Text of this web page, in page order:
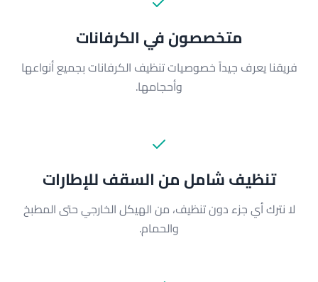
متخصصون في الكرفانات
فريقنا يعرف جيداً خصوصيات تنظيف الكرفانات بجميع أنواعها
وأحجامها.
تنظيف شامل من السقف للإطارات
لا نترك أي جزء دون تنظيف، من الهيكل الخارجي حتى المطبخ
والحمام.